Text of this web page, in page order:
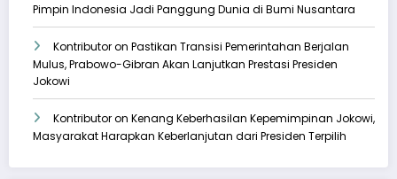
Pimpin Indonesia Jadi Panggung Dunia di Bumi Nusantara
Kontributoron Pastikan Transisi Pemerintahan Berjalan
Mulus, Prabowo-Gibran Akan Lanjutkan Prestasi Presiden
Jokowi
Kontributoron Kenang Keberhasilan Kepemimpinan Jokowi,
Masyarakat Harapkan Keberlanjutan dari Presiden Terpilih